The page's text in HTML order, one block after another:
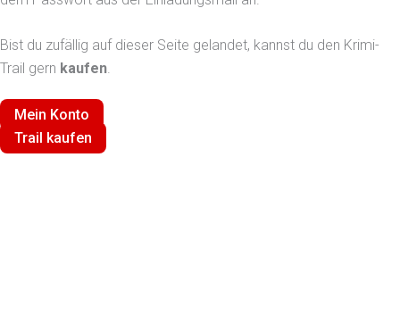
Bist du zufällig auf dieser Seite gelandet, kannst du den Krimi-
Trail gern kaufen.
Mein Konto
Trail kaufen